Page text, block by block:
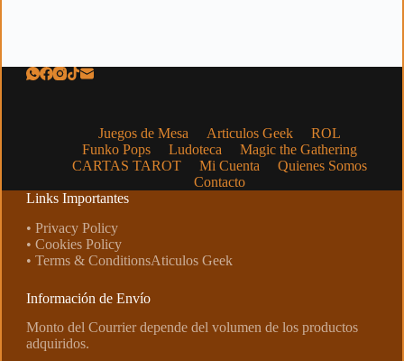
Juegos de Mesa Articulos Geek
ROL
Funko Pops
Ludoteca
Magic the Gathering
CARTAS TAROT
Mi Cuenta
Quienes Somos
Contacto
Links Importantes
• Privacy Policy
• Cookies Policy
• Terms & ConditionsAticulos Geek
Información de Envío
Monto del Courrier depende del volumen de los productos
adquiridos.